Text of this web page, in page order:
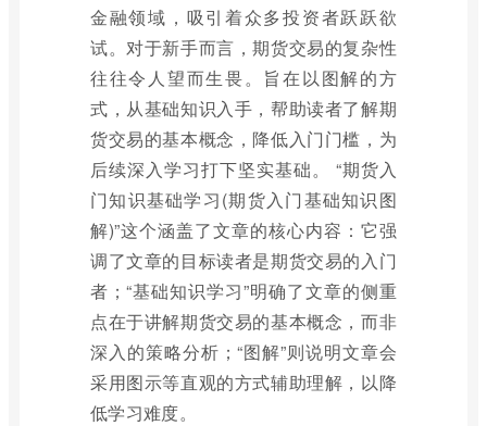
金融领域，吸引着众多投资者跃跃欲
试。对于新手而言，期货交易的复杂性
往往令人望而生畏。旨在以图解的方
式，从基础知识入手，帮助读者了解期
货交易的基本概念，降低入门门槛，为
后续深入学习打下坚实基础。 “期货入
门知识基础学习(期货入门基础知识图
解)”这个涵盖了文章的核心内容：它强
调了文章的目标读者是期货交易的入门
者；“基础知识学习”明确了文章的侧重
点在于讲解期货交易的基本概念，而非
深入的策略分析；“图解”则说明文章会
采用图示等直观的方式辅助理解，以降
低学习难度。